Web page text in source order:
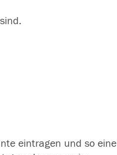
eintragen und so eine